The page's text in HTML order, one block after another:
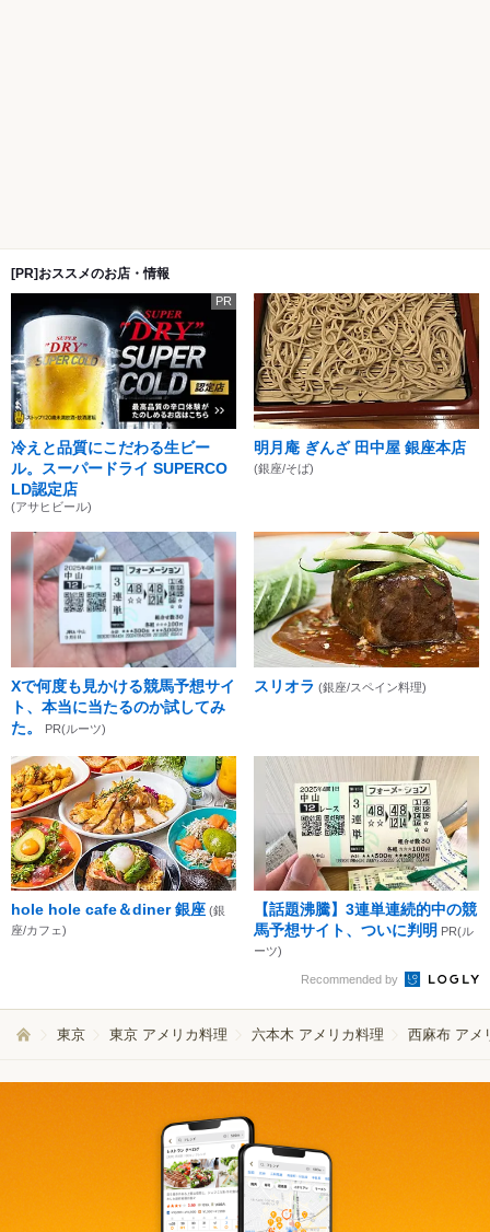
[PR]おススメのお店・情報
PR
冷えと品質にこだわる生ビー
ル。スーパードライ SUPERCO
LD認定店
(アサヒビール)
明月庵 ぎんざ 田中屋 銀座本店
(銀座/そば)
Xで何度も見かける競馬予想サイ
ト、本当に当たるのか試してみ
た。
PR(ルーツ)
スリオラ (銀座/スペイン料理)
hole hole cafe＆diner 銀座 (銀
座/カフェ)
【話題沸騰】3連単連続的中の競
馬予想サイト、ついに判明 PR(ル
ーツ)
Recommended by
東京 東京 アメリカ料理 六本木 アメリカ料理 西麻布 アメ